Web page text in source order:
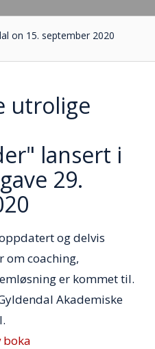
on 15. september 2020
utrolige
lansert i
29.
og delvis
om coaching,
er kommet til.
Akademiske
boka